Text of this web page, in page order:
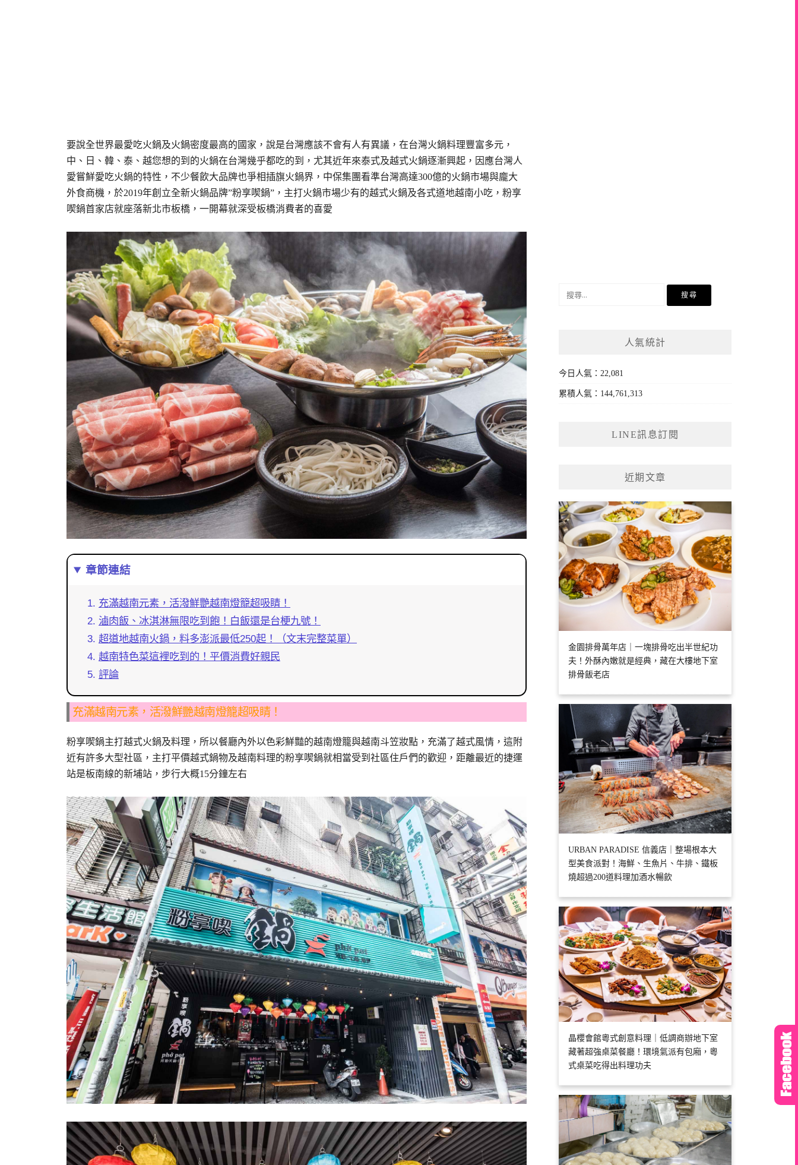
要說全世界最愛吃火鍋及火鍋密度最高的國家，說是台灣應該不會有人有異議，在台灣火鍋料理豐富多元，
中、日、韓、泰、越您想的到的火鍋在台灣幾乎都吃的到，尤其近年來泰式及越式火鍋逐漸興起，因應台灣人
愛嘗鮮愛吃火鍋的特性，不少餐飲大品牌也爭相插旗火鍋界，中保集團看準台灣高達300億的火鍋市場與龐大
外食商機，於2019年創立全新火鍋品牌”粉享喫鍋”，主打火鍋市場少有的越式火鍋及各式道地越南小吃，粉享
喫鍋首家店就座落新北市板橋，一開幕就深受板橋消費者的喜愛
章節連結
充滿越南元素，活潑鮮艷越南燈籠超吸睛！
滷肉飯、冰淇淋無限吃到飽！白飯還是台梗九號！
超道地越南火鍋，料多澎派最低250起！（文末完整菜單）
越南特色菜這裡吃到的！平價消費好親民
評論
充滿越南元素，活潑鮮艷越南燈籠超吸睛！
粉享喫鍋主打越式火鍋及料理，所以餐廳內外以色彩鮮豔的越南燈籠與越南斗笠妝點，充滿了越式風情，這附
近有許多大型社區，主打平價越式鍋物及越南料理的粉享喫鍋就相當受到社區住戶們的歡迎，距離最近的捷運
站是板南線的新埔站，步行大概15分鐘左右
人氣統計
今日人氣：22,081
累積人氣：144,761,313
LINE訊息訂閱
近期文章
金園排骨萬年店｜一塊排骨吃出半世紀功
夫！外酥內嫩就是經典，藏在大樓地下室
排骨飯老店
URBAN PARADISE 信義店｜整場根本大
型美食派對！海鮮、生魚片、牛排、鐵板
燒超過200道料理加酒水暢飲
晶櫻會館粵式創意料理｜低調商辦地下室
藏著超強桌菜餐廳！環境氣派有包廂，粵
式桌菜吃得出料理功夫